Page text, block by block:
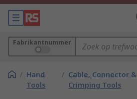
Fabrikantnummer
/ Hand
Tools
/ Cable, Connector &
Crimping Tools